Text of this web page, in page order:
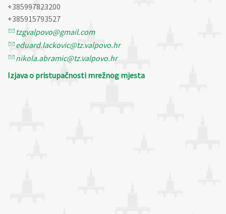
+385997823200
+385915793527
tzgvalpovo@gmail.com
eduard.lackovic@tz.valpovo.hr
nikola.abramic@tz.valpovo.hr
Izjava o pristupačnosti mrežnog mjesta